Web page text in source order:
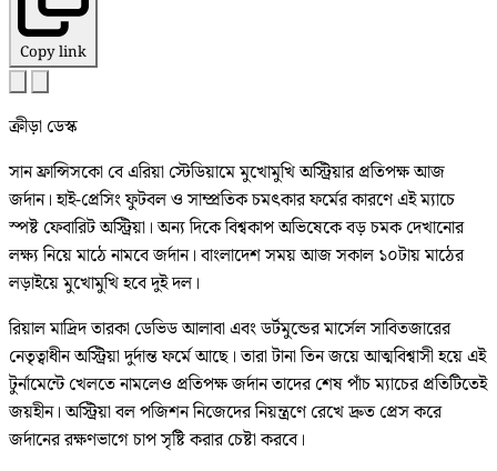
Copy link
ক্রীড়া ডেস্ক
সান ফ্রান্সিসকো বে এরিয়া স্টেডিয়ামে মুখোমুখি অস্ট্রিয়ার প্রতিপক্ষ আজ
জর্দান। হাই-প্রেসিং ফুটবল ও সাম্প্রতিক চমৎকার ফর্মের কারণে এই ম্যাচে
স্পষ্ট ফেবারিট অস্ট্রিয়া। অন্য দিকে বিশ্বকাপ অভিষেকে বড় চমক দেখানোর
লক্ষ্য নিয়ে মাঠে নামবে জর্দান। বাংলাদেশ সময় আজ সকাল ১০টায় মাঠের
লড়াইয়ে মুখোমুখি হবে দুই দল।
রিয়াল মাদ্রিদ তারকা ডেভিড আলাবা এবং ডর্টমুন্ডের মার্সেল সাবিতজারের
নেতৃত্বাধীন অস্ট্রিয়া দুর্দান্ত ফর্মে আছে। তারা টানা তিন জয়ে আত্মবিশ্বাসী হয়ে এই
টুর্নামেন্টে খেলতে নামলেও প্রতিপক্ষ জর্দান তাদের শেষ পাঁচ ম্যাচের প্রতিটিতেই
জয়হীন। অস্ট্রিয়া বল পজিশন নিজেদের নিয়ন্ত্রণে রেখে দ্রুত প্রেস করে
জর্দানের রক্ষণভাগে চাপ সৃষ্টি করার চেষ্টা করবে।